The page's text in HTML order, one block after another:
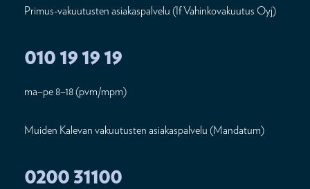
Primus-vakuutusten asiakaspalvelu (If Vahinkovakuutus Oyj)
010 19 19 19
ma–pe 8–18 (pvm/mpm)
Muiden Kalevan vakuutusten asiakaspalvelu (Mandatum)
0200 31100